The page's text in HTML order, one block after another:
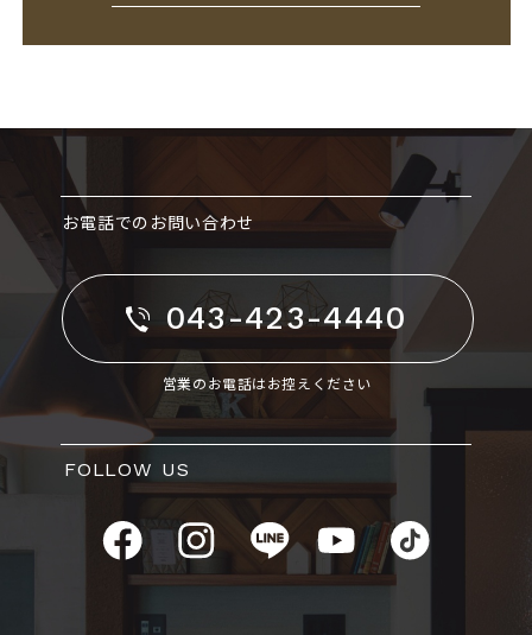
お電話でのお問い合わせ
043-423-4440
営業のお電話はお控えください
FOLLOW US